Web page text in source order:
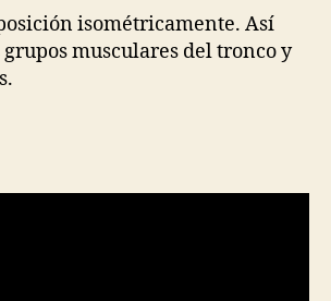
isométricamente. Así
musculares del tronco y